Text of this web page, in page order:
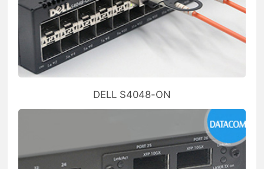
DELL S4048-ON